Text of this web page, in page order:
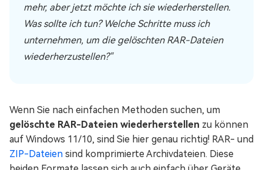
mehr, aber jetzt möchte ich sie wiederherstellen.
Was sollte ich tun? Welche Schritte muss ich
unternehmen, um die gelöschten RAR-Dateien
wiederherzustellen?"
Wenn Sie nach einfachen Methoden suchen, um
gelöschte RAR-Dateien wiederherstellen zu können
auf Windows 11/10, sind Sie hier genau richtig! RAR- und
ZIP-Dateien sind komprimierte Archivdateien. Diese